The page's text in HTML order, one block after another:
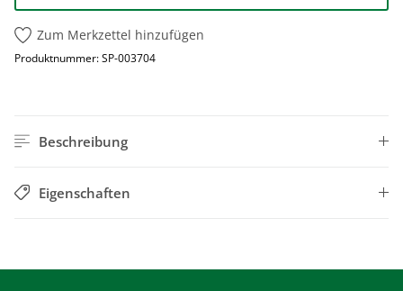
Zum Merkzettel hinzufügen
Produktnummer:SP-003704
Beschreibung
Eigenschaften